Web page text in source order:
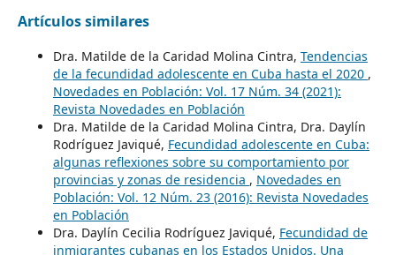
Artículos similares
Dra. Matilde de la Caridad Molina Cintra, Tendencias
de la fecundidad adolescente en Cuba hasta el 2020 ,
Novedades en Población: Vol. 17 Núm. 34 (2021):
Revista Novedades en Población
Dra. Matilde de la Caridad Molina Cintra, Dra. Daylín
Rodríguez Javiqué, Fecundidad adolescente en Cuba:
algunas reflexiones sobre su comportamiento por
provincias y zonas de residencia , Novedades en
Población: Vol. 12 Núm. 23 (2016): Revista Novedades
en Población
Dra. Daylín Cecilia Rodríguez Javiqué, Fecundidad de
inmigrantes cubanas en los Estados Unidos. Una